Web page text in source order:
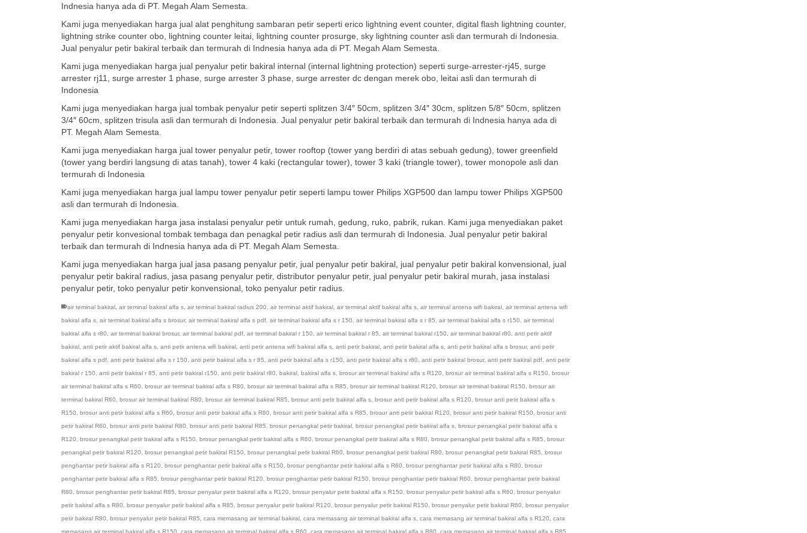
Indnesia hanya ada di PT. Megah Alam Semesta.
Kami juga menyediakan harga jual alat penghitung sambaran petir seperti erico lightning event counter, digital flash lightning counter,
lightning strike counter obo, lightning counter leitai, lightning counter prosurge, sky lightning counter asli dan termurah di Indonesia.
Jual penyalur petir bakiral terbaik dan termurah di Indnesia hanya ada di PT. Megah Alam Semesta.
Kami juga menyediakan harga jual penyalur petir bakiral internal (internal lightning protection) seperti surge-arrester-rj45, surge
arrester rj11, surge arrester 1 phase, surge arrester 3 phase, surge arrester dc dengan merek obo, leitai asli dan termurah di
Indonesia
Kami juga menyediakan harga jual tombak penyalur petir seperti splitzen 3/4″ 50cm, splitzen 3/4″ 30cm, splitzen 5/8″ 50cm, splitzen
3/4″ 60cm, splitzen trisula asli dan termurah di Indonesia. Jual penyalur petir bakiral terbaik dan termurah di Indnesia hanya ada di
PT. Megah Alam Semesta.
Kami juga menyediakan harga jual tower penyalur petir, tower rooftop (tower yang berdiri di atas sebuah gedung), tower greenfield
(tower yang berdiri langsung di atas tanah), tower 4 kaki (rectangular tower), tower 3 kaki (triangle tower), tower monopole asli dan
termurah di Indonesia
Kami juga menyediakan harga jual lampu tower penyalur petir seperti lampu tower Philips XGP500 dan lampu tower Philips XGP500
asli dan termurah di Indonesia.
Kami juga menyediakan harga jasa instalasi penyalur petir untuk rumah, gedung, ruko, pabrik, rukan. Kami juga menyediakan paket
penyalur petir konvesional tombak tembaga dan penagkal petir radius asli dan termurah di Indonesia. Jual penyalur petir bakiral
terbaik dan termurah di Indnesia hanya ada di PT. Megah Alam Semesta.
Kami juga menyediakan harga jual jasa pasang penyalur petir, jual penyalur petir bakiral, jual penyalur petir bakiral konvensional, jual
penyalur petir bakiral radius, jasa pasang penyalur petir, distributor penyalur petir, jual penyalur petir bakiral murah, jasa instalasi
penyalur petir, toko penyalur petir konvensional, toko penyalur petir radius.
air teminal bakiral air teminal bakiral alfa s air teminal bakiral radius 200 air terminal aktif bakiral air terminal aktif bakiral alfa s air terminal antena wifi bakiral air terminal antena wifi
bakiral alfa s air terminal bakiral alfa s brosur, air terminal bakiral alfa s pdf air terminal bakiral alfa s r 150 air terminal bakiral alfa s r 85 air terminal bakiral alfa s r150
air terminal
bakiral alfa s r80
air terminal bakiral brosur, air terminal bakiral pdf air terminal bakiral r 150 air terminal bakiral r 85 air terminal bakiral r150 air terminal bakiral r80
anti petir aktif
bakiral anti petir aktif bakiral alfa s anti petir antena wifi bakiral anti petir antena wifi bakiral alfa s anti petir bakiral anti petir bakiral alfa s anti petir bakiral alfa s brosur, anti petir
bakiral alfa s pdf anti petir bakiral alfa s r 150 anti petir bakiral alfa s r 85 anti petir bakiral alfa s r150 anti petir bakiral alfa s r80 anti petir bakiral brosur, anti petir bakiral pdf anti petir
bakiral r 150
anti petir bakiral r 85 anti petir bakiral r150 anti petir bakiral r80 bakiral bakiral alfa s brosur air terminal bakiral alfa s R120 brosur air terminal bakiral alfa s R150
brosur
air terminal bakiral alfa s R60
brosur air terminal bakiral alfa s R80 brosur air terminal bakiral alfa s R85 brosur air terminal bakiral R120 brosur air terminal bakiral R150
brosur air
terminal bakiral R60
brosur air terminal bakiral R80 brosur air terminal bakiral R85 brosur anti petir bakiral alfa s brosur anti petir bakiral alfa s R120
brosur anti petir bakiral alfa s
R150
brosur anti petir bakiral alfa s R60 brosur anti petir bakiral alfa s R80 brosur anti petir bakiral alfa s R85 brosur anti petir bakiral R120 brosur anti petir bakiral R150
brosur anti
petir bakiral R60
brosur anti petir bakiral R80 brosur anti petir bakiral R85 brosur penangkal petir bakiral brosur penangkal petir bakiral alfa s brosur penangkal petir bakiral alfa s
R120
brosur penangkal petir bakiral alfa s R150 brosur penangkal petir bakiral alfa s R60 brosur penangkal petir bakiral alfa s R80 brosur penangkal petir bakiral alfa s R85
brosur
penangkal petir bakiral R120
brosur penangkal petir bakiral R150 brosur penangkal petir bakiral R60 brosur penangkal petir bakiral R80 brosur penangkal petir bakiral R85
brosur
penghantar petir bakiral alfa s R120
brosur penghantar petir bakiral alfa s R150 brosur penghantar petir bakiral alfa s R60 brosur penghantar petir bakiral alfa s R80
brosur
penghantar petir bakiral alfa s R85
brosur penghantar petir bakiral R120 brosur penghantar petir bakiral R150 brosur penghantar petir bakiral R60
brosur penghantar petir bakiral
R80
brosur penghantar petir bakiral R85 brosur penyalur petir bakiral alfa s R120 brosur penyalur petir bakiral alfa s R150 brosur penyalur petir bakiral alfa s R60
brosur penyalur
petir bakiral alfa s R80
brosur penyalur petir bakiral alfa s R85 brosur penyalur petir bakiral R120 brosur penyalur petir bakiral R150 brosur penyalur petir bakiral R60
brosur penyalur
petir bakiral R80
brosur penyalur petir bakiral R85 cara memasang air terminal bakiral cara memasang air terminal bakiral alfa s cara memasang air terminal bakiral alfa s R120
cara
memasang air terminal bakiral alfa s R150
cara memasang air terminal bakiral alfa s R60 cara memasang air terminal bakiral alfa s R80 cara memasang air terminal bakiral alfa s R85